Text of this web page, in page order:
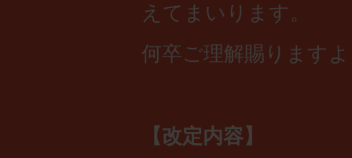
えてまいります。
何卒ご理解賜ります
【改定内容】